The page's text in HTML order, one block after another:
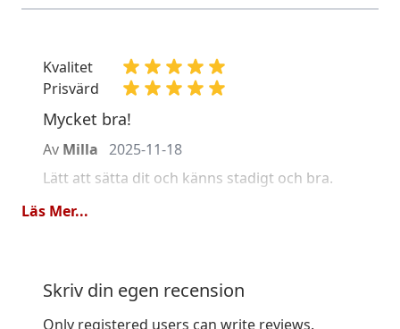
Kvalitet
Prisvärd
Mycket bra!
Av Milla 2025-11-18
Lätt att sätta dit och känns stadigt och bra.
Super
Läs Mer...
Skriv din egen recension
Only registered users can write reviews.